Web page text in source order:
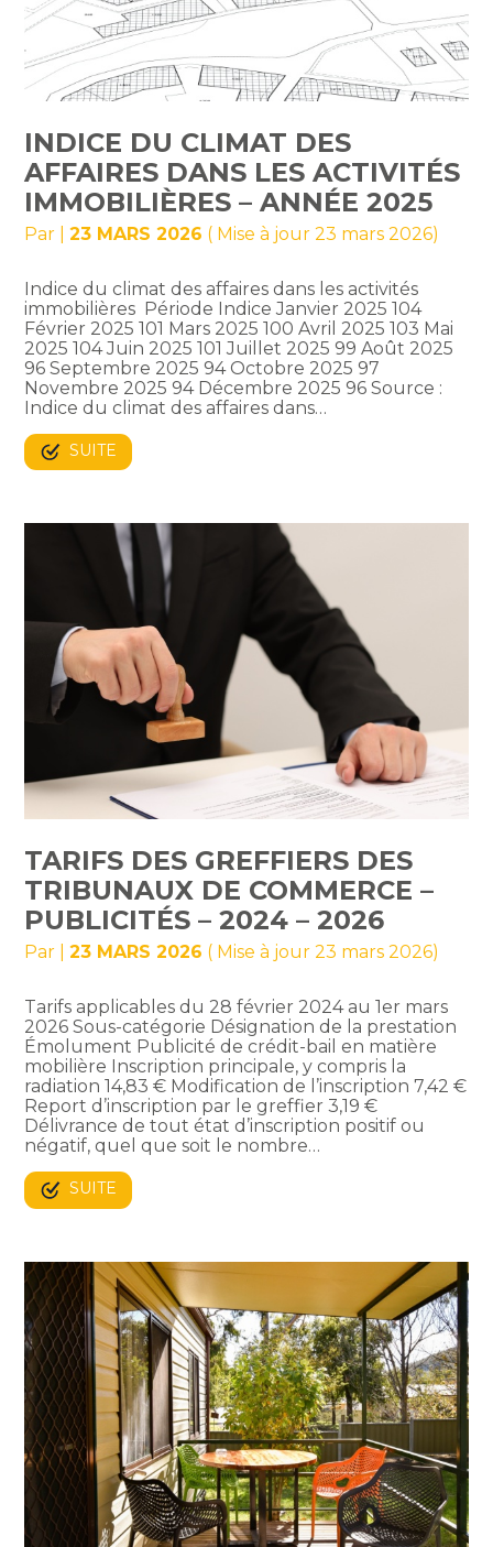
INDICE DU CLIMAT DES
AFFAIRES DANS LES ACTIVITÉS
IMMOBILIÈRES – ANNÉE 2025
Par |23 MARS 2026 ( Mise à jour 23 mars 2026)
Indice du climat des affaires dans les activités
immobilières Période Indice Janvier 2025 104
Février 2025 101 Mars 2025 100 Avril 2025 103 Mai
2025 104 Juin 2025 101 Juillet 2025 99 Août 2025
96 Septembre 2025 94 Octobre 2025 97
Novembre 2025 94 Décembre 2025 96 Source :
Indice du climat des affaires dans…
SUITE
TARIFS DES GREFFIERS DES
TRIBUNAUX DE COMMERCE –
PUBLICITÉS – 2024 – 2026
Par |23 MARS 2026 ( Mise à jour 23 mars 2026)
Tarifs applicables du 28 février 2024 au 1er mars
2026 Sous-catégorie Désignation de la prestation
Émolument Publicité de crédit-bail en matière
mobilière Inscription principale, y compris la
radiation 14,83 € Modification de l’inscription 7,42 €
Report d’inscription par le greffier 3,19 €
Délivrance de tout état d’inscription positif ou
négatif, quel que soit le nombre…
SUITE